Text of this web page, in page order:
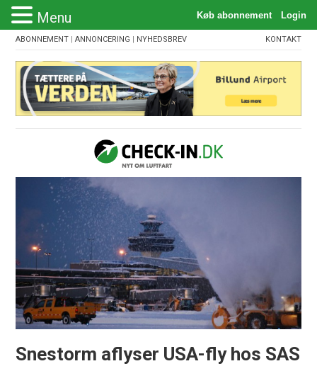
ABONNEMENT |ANNONCERING | NYHEDSBREV KONTAKT
Snestorm aflyser USA-fly hos SAS
Menu